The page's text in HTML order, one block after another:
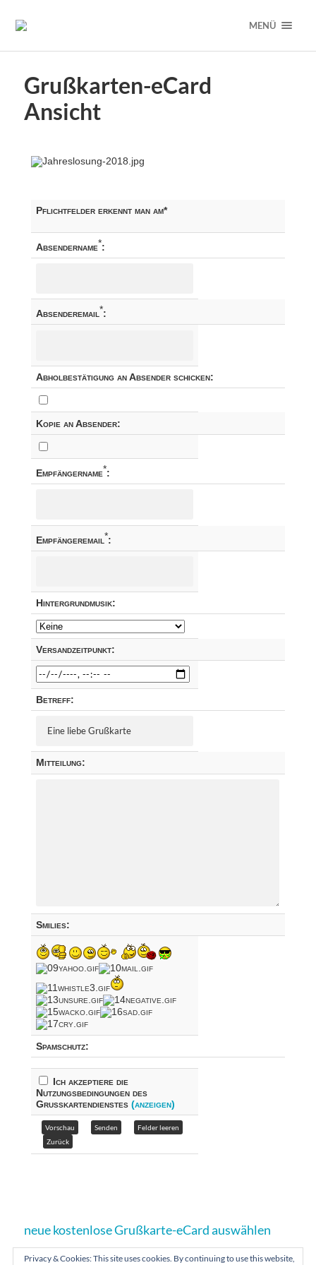
MENÜ
Grußkarten-eCard
Ansicht
Pflichtfelder erkennt man am*
Absendername*:
Absenderemail*:
Abholbestätigung an Absender schicken:
Kopie an Absender:
Empfängername*:
Empfängeremail*:
Hintergrundmusik:
Versandzeitpunkt:
Betreff:
Mitteilung:
Smilies:
Spamschutz:
Ich akzeptiere die
Nutzungsbedingungen des
Grußkartendienstes (anzeigen)
neue kostenlose Grußkarte-eCard auswählen
Privacy & Cookies: This site uses cookies. By continuing to use this website,